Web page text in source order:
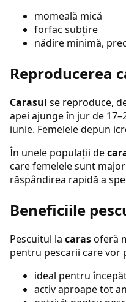
momeală mică
forfac subțire
nădire minimă,
Reproducerea
Carasul se reproduce,
apei ajunge în jur de
iunie. Femelele depun
În unele populații de
care femelele sunt
răspândirea rapidă a
Beneficiile
Pescuitul la carasoferă
pentru pescarii care vor
ideal pentru
activ aproape tot